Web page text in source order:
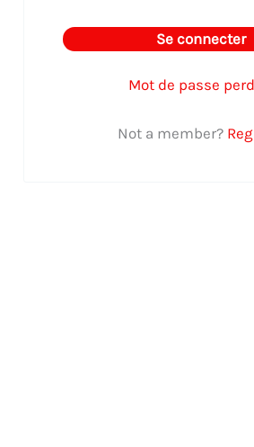
Se connecter
Mot de passe
Not a member?